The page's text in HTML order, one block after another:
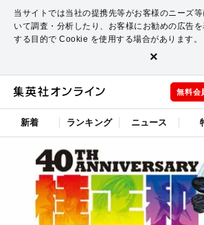
当サイトでは当社の提携先等がお客様のニーズ等
いて調査・分析したり、お客様にお勧めの広告
する目的で Cookie を使用する場合があります。
×
無料会
新着 ランキング ニュース